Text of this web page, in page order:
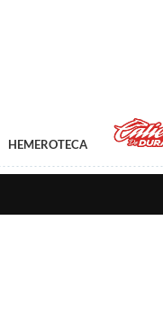
HEMEROTECA